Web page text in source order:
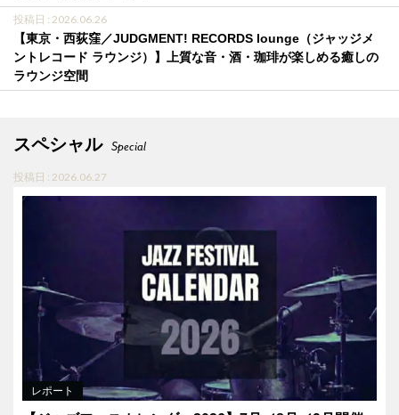
投稿日 : 2026.06.26
【東京・西荻窪／JUDGMENT! RECORDS lounge（ジャッジメ
ントレコード ラウンジ）】上質な音・酒・珈琲が楽しめる癒しの
ラウンジ空間
スペシャル Special
投稿日 : 2026.06.27
レポート